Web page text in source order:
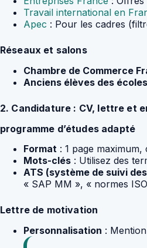
Travail international en
Apec : Pour les cadres
Réseaux et salons
Chambre de Commerce
Anciens élèves des
2. Candidature : CV, lettre et
programme d’études adapté
Format : 1 page
Mots-clés : Utilisez des
ATS (système de suivi
« SAP MM », « normes
Lettre de motivation
Personnalisation :